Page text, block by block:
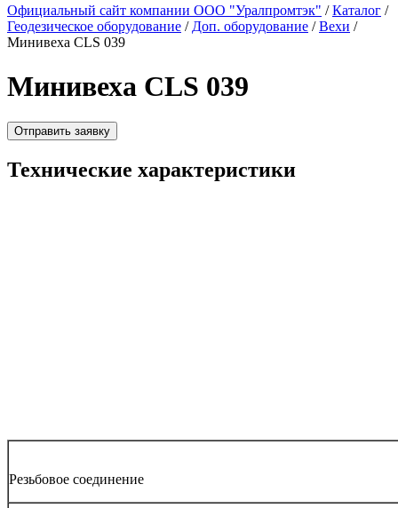
Официальный сайт компании ООО "Уралпромтэк" /Каталог /
Геодезическое оборудование /Доп. оборудование /Вехи /
Минивеха CLS 039
Минивеха CLS 039
Отправить заявку
Технические характеристики
Резьбовое соединение